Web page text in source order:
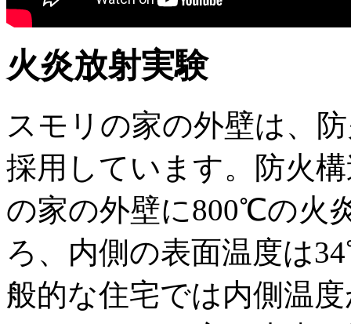
火炎放射実験
スモリの家の外壁は、
採用しています。防火
の家の外壁に800℃の火
ろ、内側の表面温度は
般的な住宅では内側温